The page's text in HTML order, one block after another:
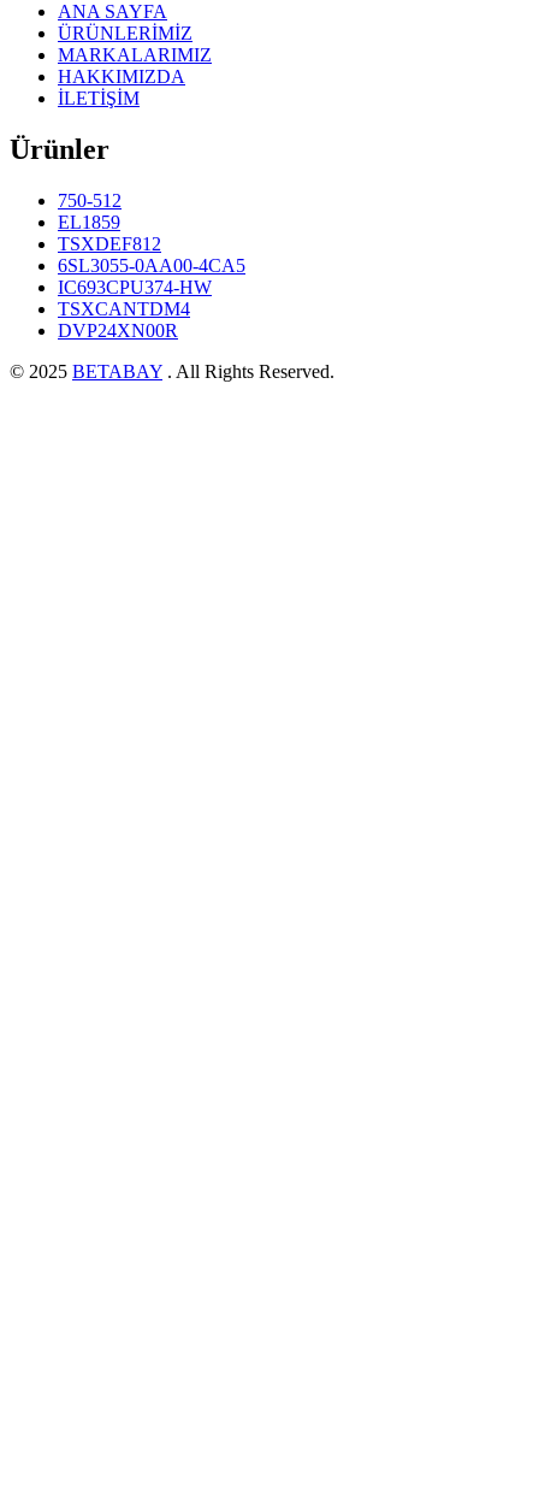
ANA SAYFA
ÜRÜNLERİMİZ
MARKALARIMIZ
HAKKIMIZDA
İLETİŞİM
Ürünler
750-512
EL1859
TSXDEF812
6SL3055-0AA00-4CA5
IC693CPU374-HW
TSXCANTDM4
DVP24XN00R
© 2025 BETABAY . All Rights Reserved.